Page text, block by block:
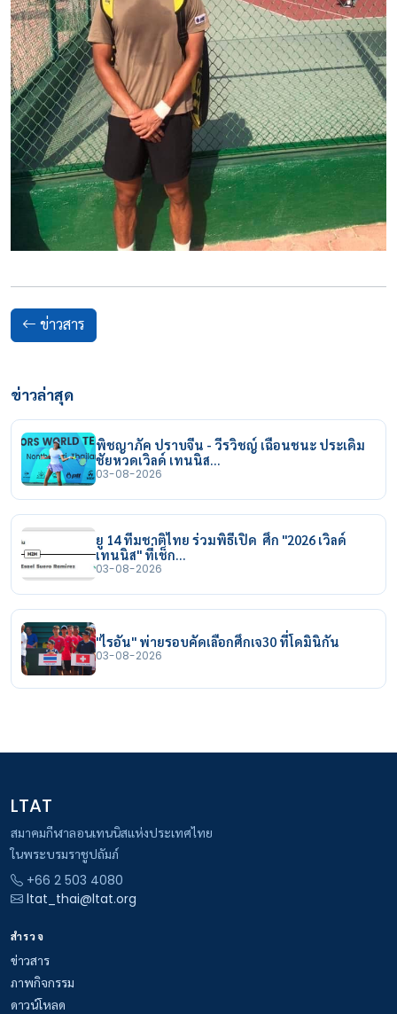
ข่าวสาร
ข่าวล่าสุด
พิชญาภัค ปราบจีน - วีรวิชญ์ เฉือนชนะ ประเดิม
ชัยหวดเวิลด์ เทนนิส…
03-08-2026
ยู 14 ทีมชาติไทย ร่วมพิธีเปิด ศึก "2026 เวิลด์
เทนนิส" ที่เช็ก…
03-08-2026
"ไรอัน" พ่ายรอบคัดเลือกศึกเจ30 ที่โดมินิกัน
03-08-2026
LTAT
สมาคมกีฬาลอนเทนนิสแห่งประเทศไทย
ในพระบรมราชูปถัมภ์
+66 2 503 4080
ltat_thai@ltat.org
สำรวจ
ข่าวสาร
ภาพกิจกรรม
ดาวน์โหลด